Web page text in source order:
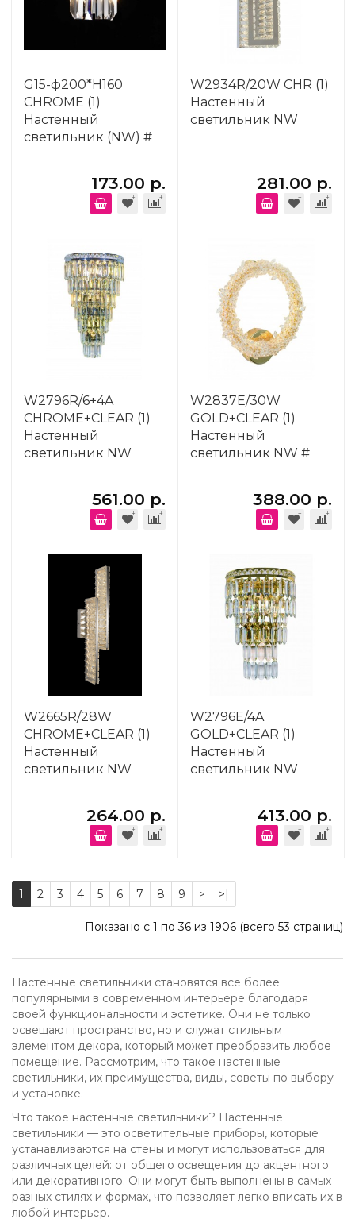
G15-ф200*H160
CHROME (1)
Настенный
светильник (NW) #
173.00 р.
W2934R/20W CHR (1)
Настенный
светильник NW
281.00 р.
W2796R/6+4A
CHROME+CLEAR (1)
Настенный
светильник NW
561.00 р.
W2837E/30W
GOLD+CLEAR (1)
Настенный
светильник NW #
388.00 р.
W2665R/28W
CHROME+CLEAR (1)
Настенный
светильник NW
264.00 р.
W2796E/4A
GOLD+CLEAR (1)
Настенный
светильник NW
413.00 р.
1 2 3 4 5 6 7 8 9 > >|
Показано с 1 по 36 из 1906 (всего 53 страниц)
Настенные светильники становятся все более
популярными в современном интерьере благодаря
своей функциональности и эстетике. Они не только
освещают пространство, но и служат стильным
элементом декора, который может преобразить любое
помещение. Рассмотрим, что такое настенные
светильники, их преимущества, виды, советы по выбору
и установке.
Что такое настенные светильники? Настенные
светильники — это осветительные приборы, которые
устанавливаются на стены и могут использоваться для
различных целей: от общего освещения до акцентного
или декоративного. Они могут быть выполнены в самых
разных стилях и формах, что позволяет легко вписать их в
любой интерьер.